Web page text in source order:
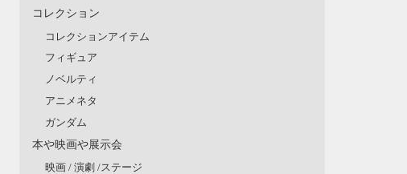
コレクション
コレクションアイテム
フィギュア
ノベルティ
アニメネタ
ガンダム
本や映画や展示会
映画 / 演劇 /ステージ